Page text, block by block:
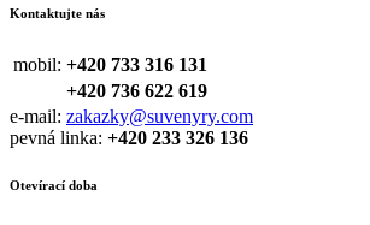
Kontaktujte nás
mobil: +420 733 316 131
+420 736 622 619
e-mail: zakazky@suvenyry.com
pevná linka: +420 233 326 136
Otevírací doba